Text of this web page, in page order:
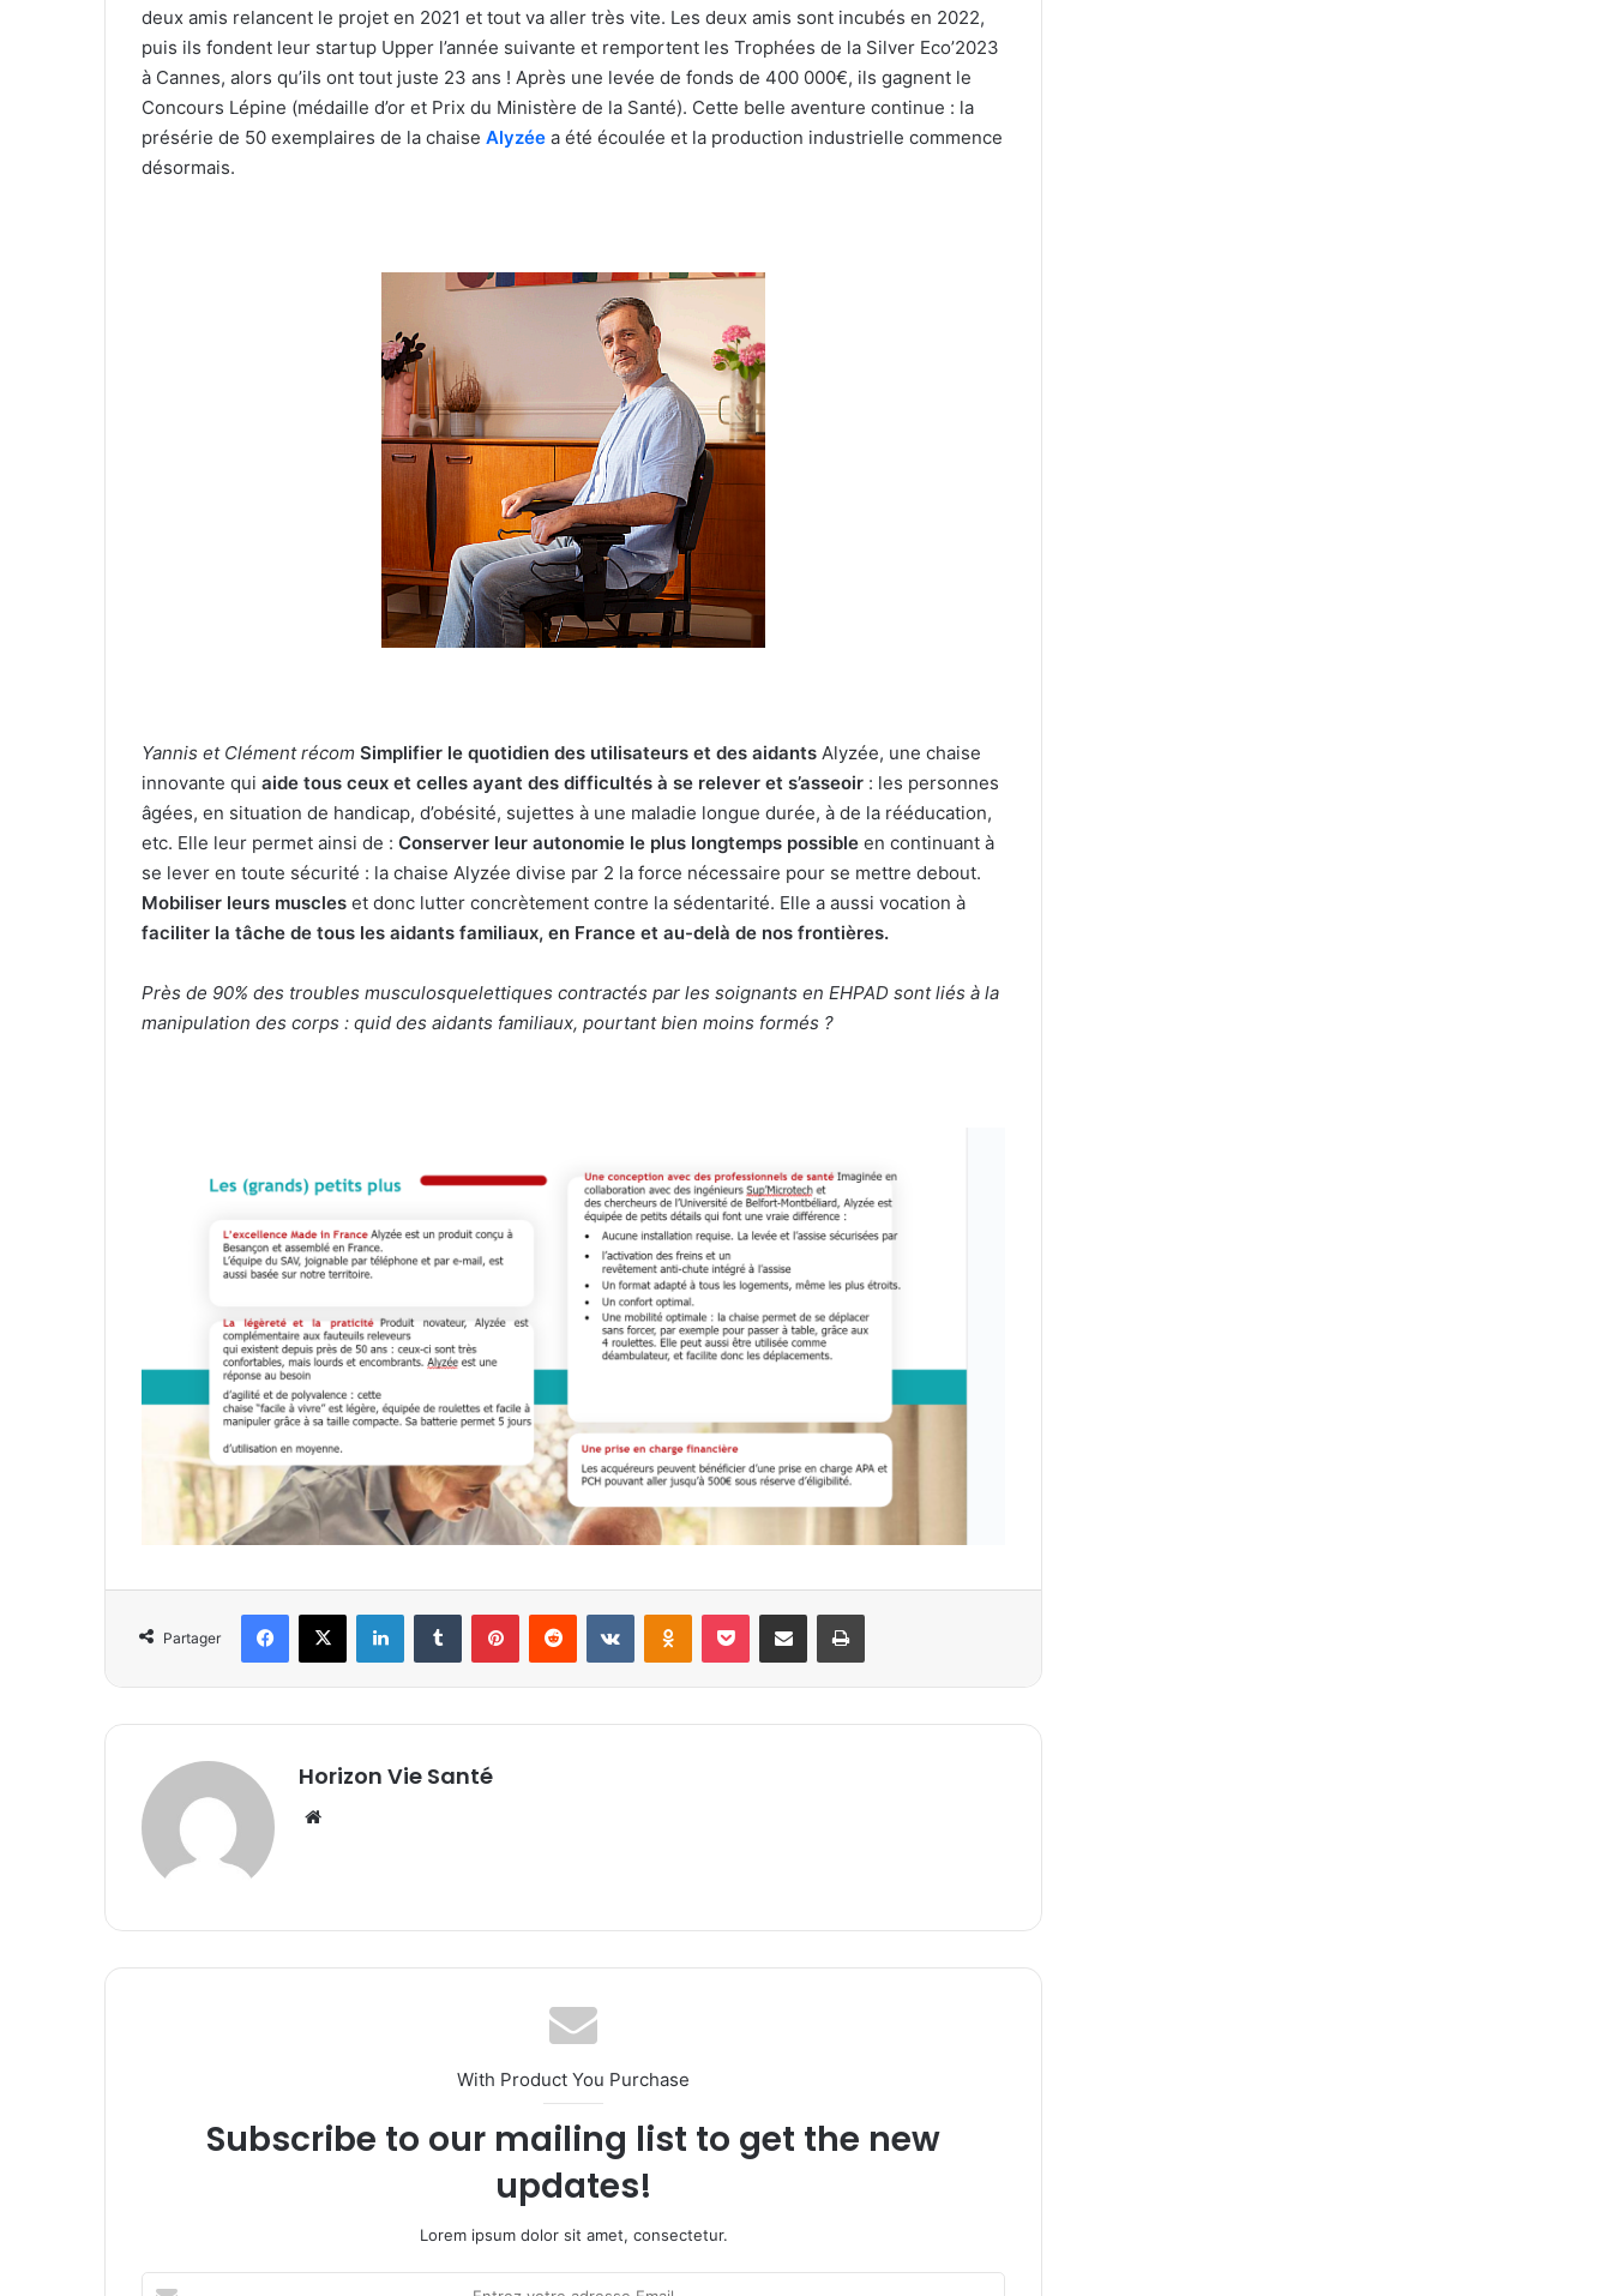
deux amis relancent le projet en 2021 et tout va aller très vite. Les deux amis sont incubés en 2022,
puis ils fondent leur startup Upper l’année suivante et remportent les Trophées de la Silver Eco’2023
à Cannes, alors qu’ils ont tout juste 23 ans ! Après une levée de fonds de 400 000€, ils gagnent le
Concours Lépine (médaille d’or et Prix du Ministère de la Santé). Cette belle aventure continue : la
présérie de 50 exemplaires de la chaise Alyzée a été écoulée et la production industrielle commence
désormais.
Yannis et Clément récom Simplifier le quotidien des utilisateurs et des aidants Alyzée, une chaise
innovante qui aide tous ceux et celles ayant des difficultés à se relever et s’asseoir : les personnes
âgées, en situation de handicap, d’obésité, sujettes à une maladie longue durée, à de la rééducation,
etc. Elle leur permet ainsi de : Conserver leur autonomie le plus longtemps possible en continuant à
se lever en toute sécurité : la chaise Alyzée divise par 2 la force nécessaire pour se mettre debout.
Mobiliser leurs muscles et donc lutter concrètement contre la sédentarité. Elle a aussi vocation à
faciliter la tâche de tous les aidants familiaux, en France et au-delà de nos frontières.
Près de 90% des troubles musculosquelettiques contractés par les soignants en EHPAD sont liés à la
manipulation des corps : quid des aidants familiaux, pourtant bien moins formés ?
Partager
Facebook
X LinkedinTumblr PinterestReddit VKontakteOdnoklassniki
Pocket Partager par email Imprimer
Horizon Vie Santé
With Product You Purchase
Subscribe to our mailing list to get the new
updates!
Lorem ipsum dolor sit amet, consectetur.